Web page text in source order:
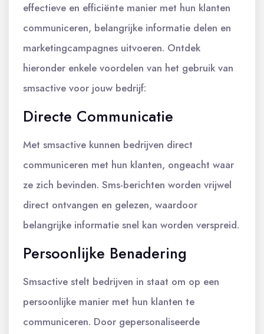
effectieve en efficiënte manier met hun klanten
communiceren, belangrijke informatie delen en
marketingcampagnes uitvoeren. Ontdek
hieronder enkele voordelen van het gebruik van
smsactive voor jouw bedrijf:
Directe Communicatie
Met smsactive kunnen bedrijven direct
communiceren met hun klanten, ongeacht waar
ze zich bevinden. Sms-berichten worden vrijwel
direct ontvangen en gelezen, waardoor
belangrijke informatie snel kan worden verspreid.
Persoonlijke Benadering
Smsactive stelt bedrijven in staat om op een
persoonlijke manier met hun klanten te
communiceren. Door gepersonaliseerde